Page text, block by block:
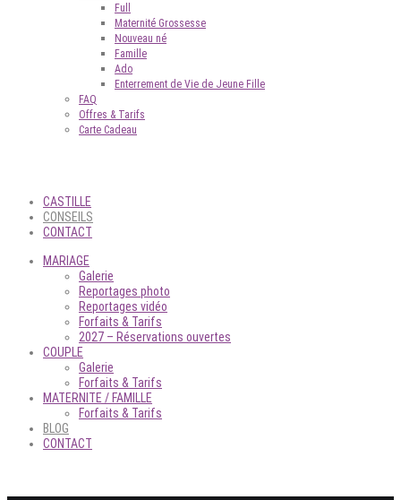
Full
Maternité Grossesse
Nouveau né
Famille
Ado
Enterrement de Vie de Jeune Fille
FAQ
Offres & Tarifs
Carte Cadeau
CASTILLE
CONSEILS
CONTACT
MARIAGE
Galerie
Reportages photo
Reportages vidéo
Forfaits & Tarifs
2027 – Réservations ouvertes
COUPLE
Galerie
Forfaits & Tarifs
MATERNITE / FAMILLE
Forfaits & Tarifs
BLOG
CONTACT